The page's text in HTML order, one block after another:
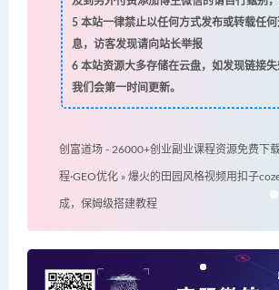
5本站一律禁止以任何方式发布或转载任何
息，访客发现请向站长举报
6本站资源大多存储在云盘，如发现链接失
我们会第一时间更新。
创富道场 - 26000+创业副业课程资源免费下
程·GEO优化 » 爆火的田园风格视频用扣子
成，保姆级搭建教程